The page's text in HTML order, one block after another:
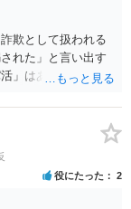
欺として扱われる
れた」と言い出す
」はあまり（とい
役にたった 2